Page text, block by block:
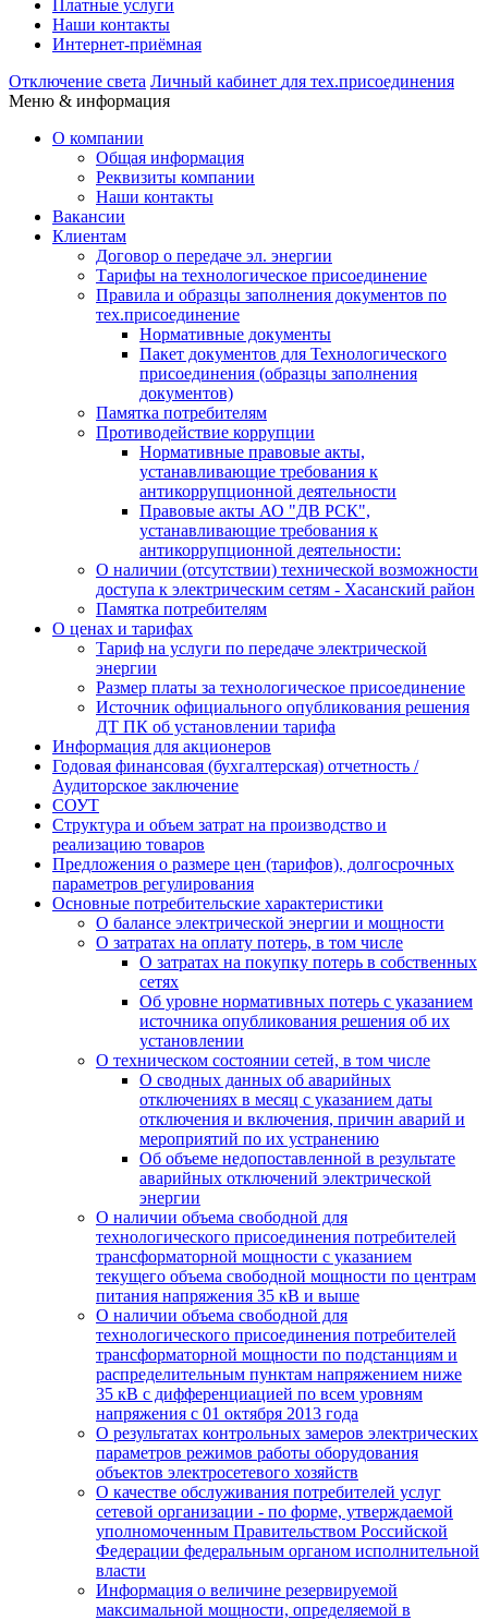
Платные услуги
Наши контакты
Интернет-приёмная
Отключение света Личный кабинет для тех.присоединения
Меню & информация
О компании
Общая информация
Реквизиты компании
Наши контакты
Вакансии
Клиентам
Договор о передаче эл. энергии
Тарифы на технологическое присоединение
Правила и образцы заполнения документов по
тех.присоединение
Нормативные документы
Пакет документов для Технологического
присоединения (образцы заполнения
документов)
Памятка потребителям
Противодействие коррупции
Нормативные правовые акты,
устанавливающие требования к
антикоррупционной деятельности
Правовые акты АО "ДВ РСК",
устанавливающие требования к
антикоррупционной деятельности:
О наличии (отсутствии) технической возможности
доступа к электрическим сетям - Хасанский район
Памятка потребителям
О ценах и тарифах
Тариф на услуги по передаче электрической
энергии
Размер платы за технологическое присоединение
Источник официального опубликования решения
ДТ ПК об установлении тарифа
Информация для акционеров
Годовая финансовая (бухгалтерская) отчетность /
Аудиторское заключение
СОУТ
Структура и объем затрат на производство и
реализацию товаров
Предложения о размере цен (тарифов), долгосрочных
параметров регулирования
Основные потребительские характеристики
О балансе электрической энергии и мощности
О затратах на оплату потерь, в том числе
О затратах на покупку потерь в собственных
сетях
Об уровне нормативных потерь с указанием
источника опубликования решения об их
установлении
О техническом состоянии сетей, в том числе
О сводных данных об аварийных
отключениях в месяц с указанием даты
отключения и включения, причин аварий и
мероприятий по их устранению
Об объеме недопоставленной в результате
аварийных отключений электрической
энергии
О наличии объема свободной для
технологического присоединения потребителей
трансформаторной мощности с указанием
текущего объема свободной мощности по центрам
питания напряжения 35 кВ и выше
О наличии объема свободной для
технологического присоединения потребителей
трансформаторной мощности по подстанциям и
распределительным пунктам напряжением ниже
35 кВ с дифференциацией по всем уровням
напряжения с 01 октября 2013 года
О результатах контрольных замеров электрических
параметров режимов работы оборудования
объектов электросетевого хозяйств
О качестве обслуживания потребителей услуг
сетевой организации - по форме, утверждаемой
уполномоченным Правительством Российской
Федерации федеральным органом исполнительной
власти
Информация о величине резервируемой
максимальной мощности, определяемой в